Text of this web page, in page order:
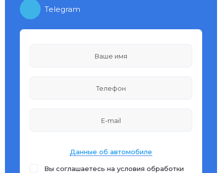
Telegram
Данные об автомобиле
Вы соглашаетесь на условия обработки